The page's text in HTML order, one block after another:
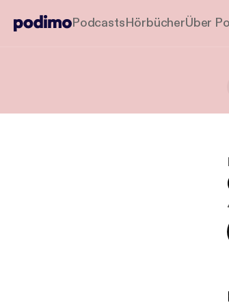
PodcastsHörbücherÜber